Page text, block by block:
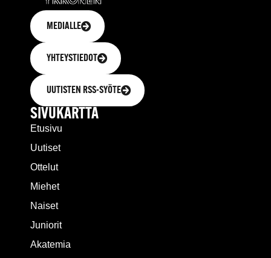
MEDIALLE
YHTEYSTIEDOT
UUTISTEN RSS-SYÖTE
SIVUKARTTA
Etusivu
Uutiset
Ottelut
Miehet
Naiset
Juniorit
Akatemia